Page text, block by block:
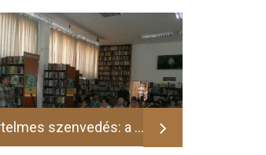
Értelmes szenvedés: a boldogság Szendi Gábor új könyvének bemutatója - 2014.06.16.